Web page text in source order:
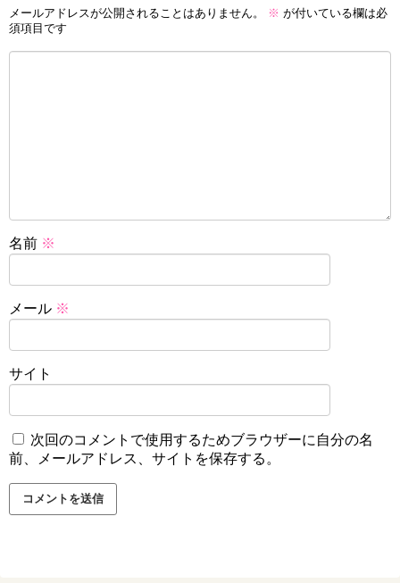
メールアドレスが公開されることはありません。 ※ が付いている欄は必
須項目です
名前 ※
メール ※
サイト
次回のコメントで使用するためブラウザーに自分の名
前、メールアドレス、サイトを保存する。